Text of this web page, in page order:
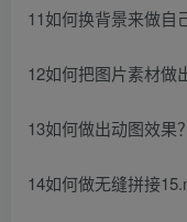
11如何换背景来做自
12如何把图片素材做
13如何做出动图效果
14如何做无缝拼接